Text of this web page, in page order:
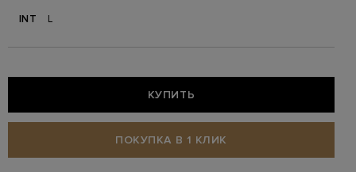
INT L
КУПИТЬ
ПОКУПКА В 1 КЛИК